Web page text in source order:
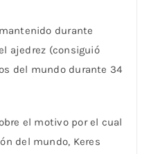
durante
ajedrez (consiguió
del mundo durante 34
el motivo por el cual
del mundo, Keres